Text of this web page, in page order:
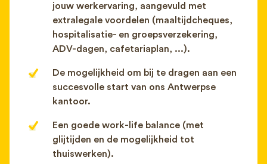
jouw werkervaring, aangevuld met
extralegale voordelen (maaltijdcheques,
hospitalisatie- en groepsverzekering,
ADV-dagen, cafetariaplan, ...).
De mogelijkheid om bij te dragen aan een
succesvolle start van ons Antwerpse
kantoor.
Een goede work-life balance (met
glijtijden en de mogelijkheid tot
thuiswerken).